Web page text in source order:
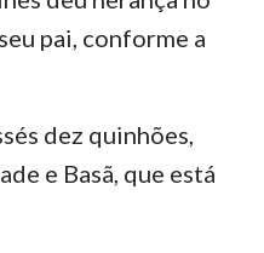
pai, conforme a
dez quinhões,
e Basã, que está